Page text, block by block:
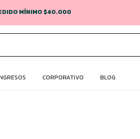
MÍNIMO $40.000
CORPORATIVO BLOG